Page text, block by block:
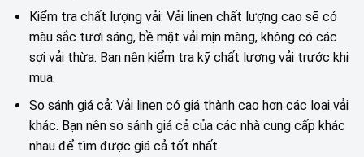
Kiểm tra chất lượng vải: Vải linen chất lượng cao sẽ có
màu sắc tươi sáng, bề mặt vải mịn màng, không có các
sợi vải thừa. Bạn nên kiểm tra kỹ chất lượng vải trước khi
mua.
So sánh giá cả: Vải linen có giá thành cao hơn các loại vải
khác. Bạn nên so sánh giá cả của các nhà cung cấp khác
nhau để tìm được giá cả tốt nhất.